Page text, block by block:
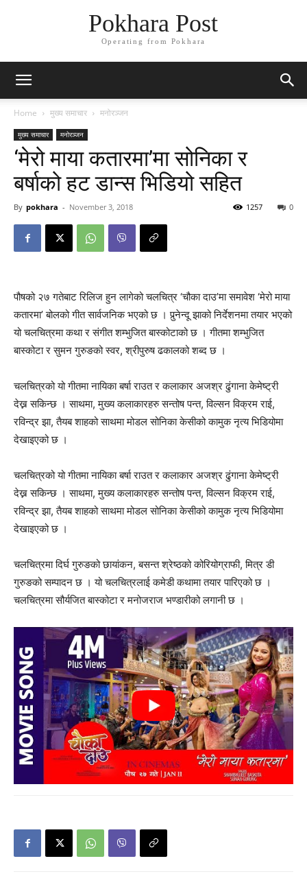
Pokhara Post
Operating from Pokhara
Home मुख्य समाचार मनोरञ्जन
मुख्य समाचार मनोरञ्जन
‘मेरो माया कतारमा’मा सोनिका र
बर्षाको हट डान्स भिडियो सहित
By pokhara - November 3, 2018 0
1257
पौषको २७ गतेबाट रिलिज हुन लागेको चलचित्र ‘चौका दाउ’मा समावेश ‘मेरो माया
कतारमा’ बोलको गीत सार्वजनिक भएको छ । पुर्‍नेन्दू झाको निर्देशनमा तयार भएको
यो चलचित्रमा कथा र संगीत शम्भुजित बास्कोटाको छ । गीतमा शम्भुजित
बास्कोटा र सुमन गुरुङको स्वर, श्रीपुरुष ढकालको शब्द छ ।
चलचित्रको यो गीतमा नायिका बर्षा राउत र कलाकार अजश्र ढुंगाना केमेष्ट्री
देख्न सकिन्छ । साथमा, मुख्य कलाकारहरु सन्तोष पन्त, विल्सन विक्रम राई,
रविन्द्र झा, तैयब शाहको साथमा मोडल सोनिका केसीको कामुक नृत्य भिडियोमा
देखाइएको छ ।
चलचित्रको यो गीतमा नायिका बर्षा राउत र कलाकार अजश्र ढुंगाना केमेष्ट्री
देख्न सकिन्छ । साथमा, मुख्य कलाकारहरु सन्तोष पन्त, विल्सन विक्रम राई,
रविन्द्र झा, तैयब शाहको साथमा मोडल सोनिका केसीको कामुक नृत्य भिडियोमा
देखाइएको छ ।
चलचित्रमा दिर्घ गुरुङको छायांकन, बसन्त श्रेष्ठको कोरियोग्राफी, मित्र डी
गुरुङको सम्पादन छ । यो चलचित्रलाई कमेडी कथामा तयार पारिएको छ ।
चलचित्रमा सौर्यजित बास्कोटा र मनोजराज भण्डारीको लगानी छ ।